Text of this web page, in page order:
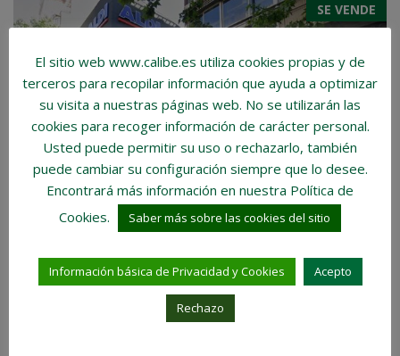
SE VENDE
Silvela
Tamaño de la propiedad: 896 m2
El sitio web www.calibe.es utiliza cookies propias y de
terceros para recopilar información que ayuda a optimizar
su visita a nuestras páginas web. No se utilizarán las
cookies para recoger información de carácter personal.
Usted puede permitir su uso o rechazarlo, también
puede cambiar su configuración siempre que lo desee.
Encontrará más información en nuestra Política de
Cookies.
Saber más sobre las cookies del sitio
Información básica de Privacidad y Cookies Acepto
Rechazo